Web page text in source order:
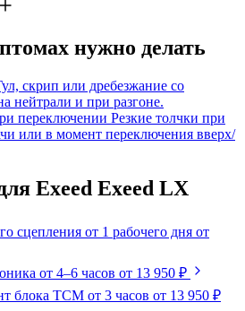
нужно делать
скрип или дребезжание со
нейтрали и при разгоне.
переключении Резкие толчки при
или в момент переключения вверх/
Exeed Exeed LX
сцепления от 1 рабочего дня от
от 4–6 часов от 13 950 ₽
блока TCM от 3 часов от 13 950 ₽